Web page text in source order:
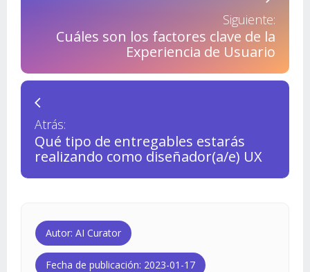
arrow_back_ios
Atrás:
Qué tipo de entregables estarás
realizando como diseñador(a/e) UX
Siguiente:
Cuáles son los factores clave de la
Experiencia de Usuario
Autor: AI Curator
Fecha de publicación: 2023-01-17